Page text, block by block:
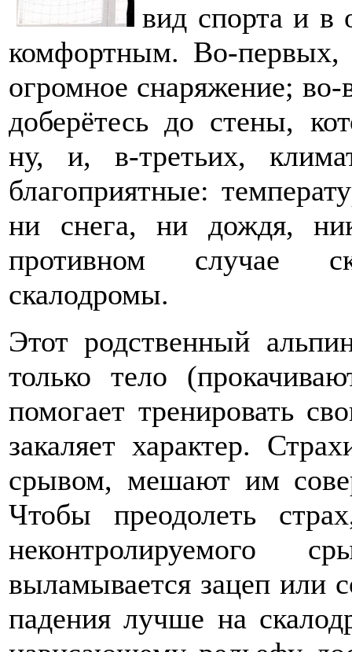
вид спорта и в
комфортным. Во-
огромное снаряжение;
доберётесь до стены,
ну, и, в-третьих,
благоприятные:
ни снега, ни дождя,
противном случае
скалодромы.
Этот родственный
только тело
помогает тренировать
закаляет характер.
срывом, мешают им
Чтобы преодолеть
неконтролируемого
выламывается зацеп или
падения лучше на